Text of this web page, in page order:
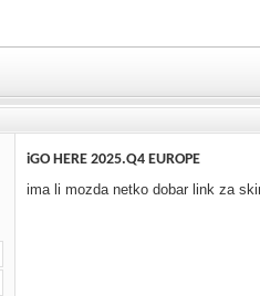
iGO HERE 2025.Q4 EUROPE
ima li mozda netko dobar link za